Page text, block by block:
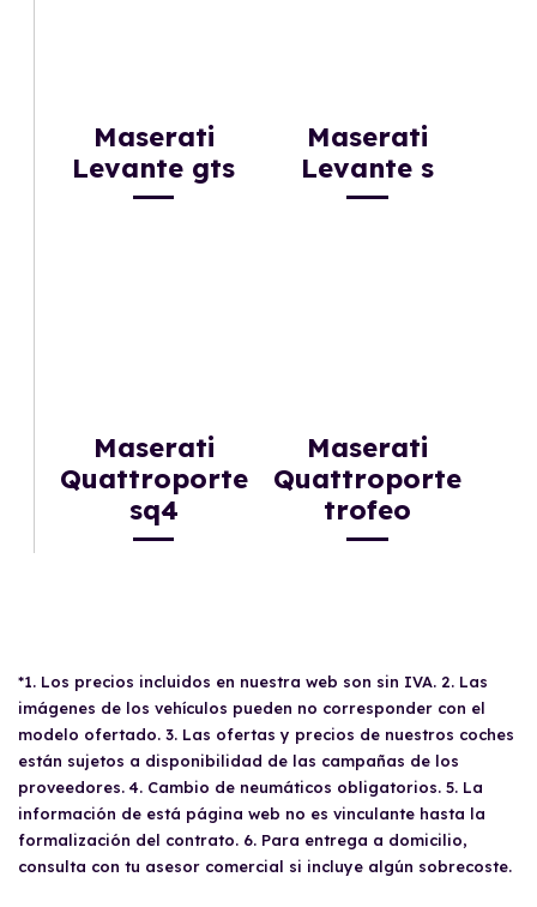
Maserati
Levante gts
Maserati
Levante s
Maserati
Quattroporte
sq4
Maserati
Quattroporte
trofeo
*1. Los precios incluidos en nuestra web son sin IVA. 2. Las
imágenes de los vehículos pueden no corresponder con el
modelo ofertado. 3. Las ofertas y precios de nuestros coches
están sujetos a disponibilidad de las campañas de los
proveedores. 4. Cambio de neumáticos obligatorios. 5. La
información de está página web no es vinculante hasta la
formalización del contrato. 6. Para entrega a domicilio,
consulta con tu asesor comercial si incluye algún sobrecoste.